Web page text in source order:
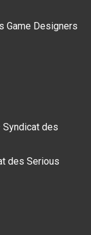
Game Designers
Syndicat des
des Serious